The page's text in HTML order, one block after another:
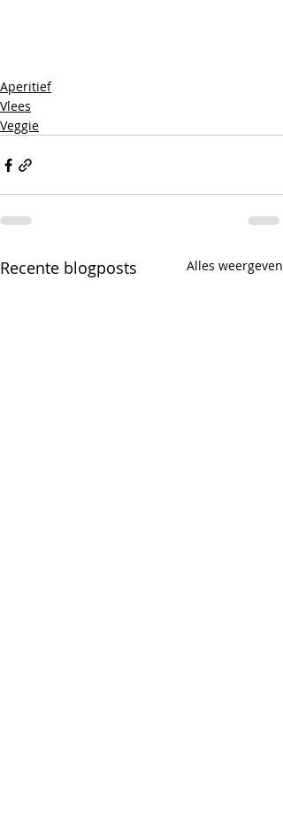
Aperitief
Vlees
Veggie
Recente blogposts Alles weergeven